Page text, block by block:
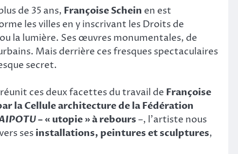
de 35 ans, Françoise Schein en est
les villes en y inscrivant les Droits de
la lumière. Ses œuvres monumentales, de
Mais derrière ces fresques spectaculaires
secret.
réunit ces deux facettes du travail de Françoise
la Cellule architecture de la Fédération
– « utopie » à rebours–, l’artiste nous
ses installations, peintures et sculptures,